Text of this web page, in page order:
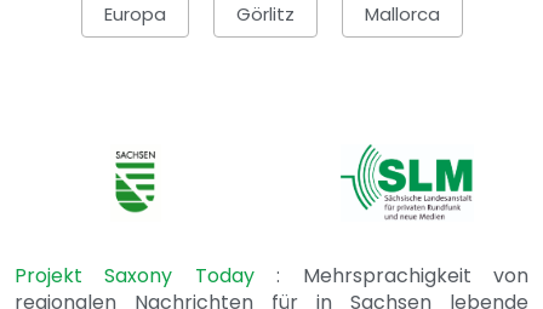
Europa Görlitz Mallorca
Projekt Saxony Today: Mehrsprachigkeit von
regionalen Nachrichten für in Sachsen lebende